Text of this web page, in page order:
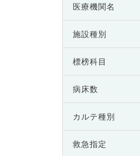
医療機関名
施設種別
標榜科目
病床数
カルテ種別
救急指定